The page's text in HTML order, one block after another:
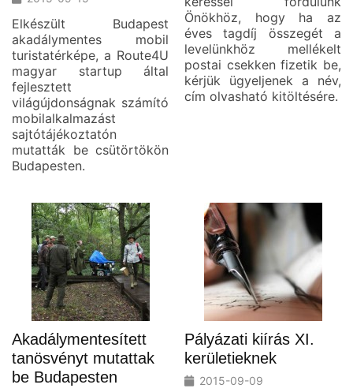
Elkészült Budapest
akadálymentes mobil
turistatérképe, a Route4U
magyar startup által
fejlesztett
világújdonságnak számító
mobilalkalmazást
sajtótájékoztatón
mutatták be csütörtökön
Budapesten.
Önökhöz, hogy ha az
éves tagdíj összegét a
levelünkhöz mellékelt
postai csekken fizetik be,
kérjük ügyeljenek a név,
cím olvasható kitöltésére.
Akadálymentesített
tanösvényt mutattak
be Budapesten
Pályázati kiírás XI.
kerületieknek
2015-09-09